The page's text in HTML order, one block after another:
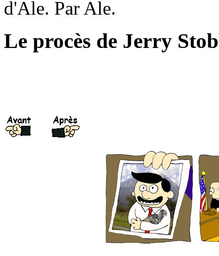
d'Ale. Par Ale.
Le procès de Jerry